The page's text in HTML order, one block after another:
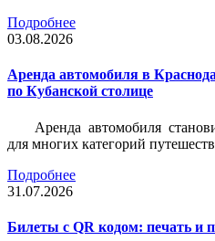
Подробнее
03.08.2026
Аренда автомобиля в
по Кубанской столице
Аренда автомобиля
для многих категорий
Подробнее
31.07.2026
Билеты c QR кодом: печать и